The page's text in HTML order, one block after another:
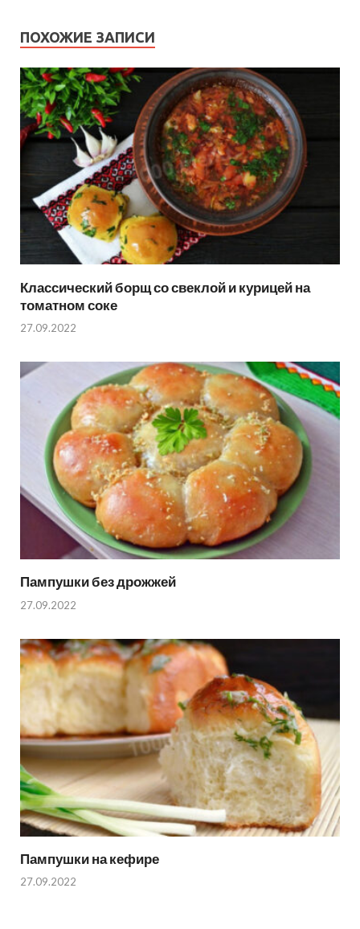
ПОХОЖИЕ ЗАПИСИ
Классический борщ со свеклой и курицей на
томатном соке
27.09.2022
Пампушки без дрожжей
27.09.2022
Пампушки на кефире
27.09.2022